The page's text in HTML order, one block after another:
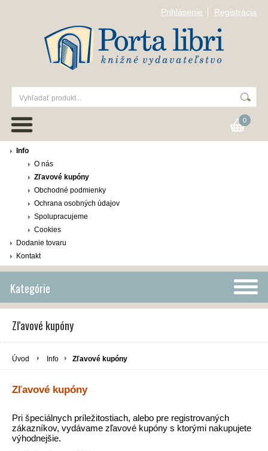
Prihlásenie Registrácia
0
Info
O nás
Zľavové kupóny
Obchodné podmienky
Ochrana osobných údajov
Spolupracujeme
Cookies
Dodanie tovaru
Kontakt
Kategórie
Zľavové kupóny
Úvod Info Zľavové kupóny
Zľavové kupóny
Pri špeciálnych príležitostiach, alebo pre registrovaných
zákazníkov, vydávame zľavové kupóny s ktorými nakupujete
výhodnejšie.